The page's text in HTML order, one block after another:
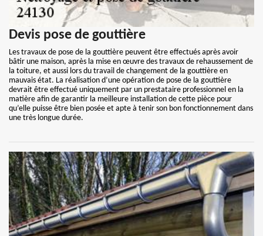
Devis pose de gouttière
Les travaux de pose de la gouttière peuvent être effectués après avoir
bâtir une maison, après la mise en œuvre des travaux de rehaussement de
la toiture, et aussi lors du travail de changement de la gouttière en
mauvais état. La réalisation d’une opération de pose de la gouttière
devrait être effectué uniquement par un prestataire professionnel en la
matière afin de garantir la meilleure installation de cette pièce pour
qu’elle puisse être bien posée et apte à tenir son bon fonctionnement dans
une très longue durée.